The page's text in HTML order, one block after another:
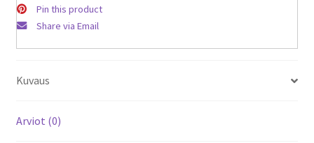
Pin this product
Share via Email
Kuvaus
Arviot (0)